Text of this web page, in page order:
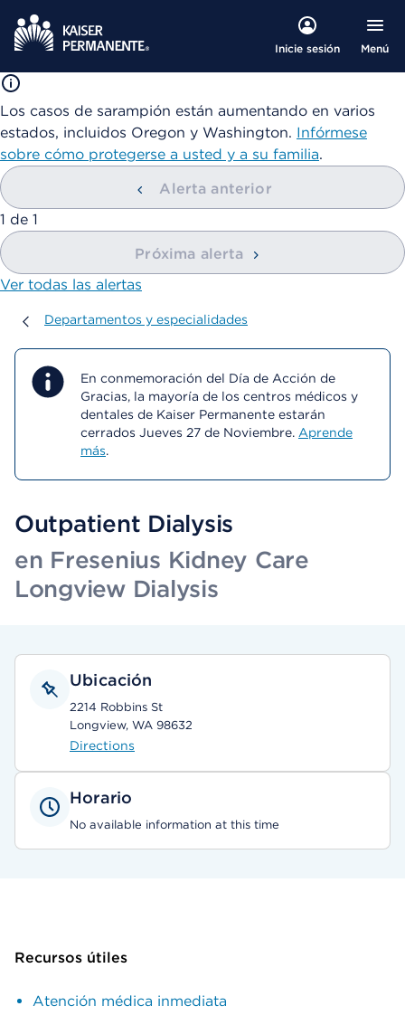
Inicie sesión Menú
Los casos de sarampión están aumentando en varios
estados, incluidos Oregon y Washington. Infórmese
sobre cómo protegerse a usted y a su familia.
Alerta anterior
mostrando
1 de 1
Próxima alerta
Ver todas las alertas
Departamentos y especialidades
Departamentos y especialidades
En conmemoración del Día de Acción de
Gracias, la mayoría de los centros médicos y
dentales de Kaiser Permanente estarán
cerrados Jueves 27 de Noviembre. Aprende
más.
Outpatient Dialysis
en Fresenius Kidney Care
Longview Dialysis
Ubicación
2214 Robbins St
Longview, WA 98632
Directions
Horario
No available information at this time
Recursos útiles
Atención médica inmediata